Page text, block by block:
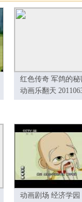
红色传奇 军鸽的秘
动画乐翻天
动画剧场 经济学园